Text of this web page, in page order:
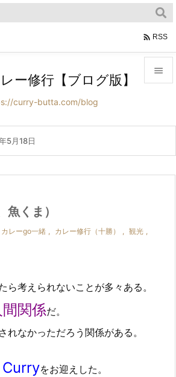



 RSS
ー修行【ブログ版】
curry-butta.com/blog
5月18日
くま）
カレーgo一緒 , カレー修行（十勝） , 観光 ,
ら考えられないことが多々ある。
間関係だ。
れなかっただろう関係がある。
Curryをお迎えした。